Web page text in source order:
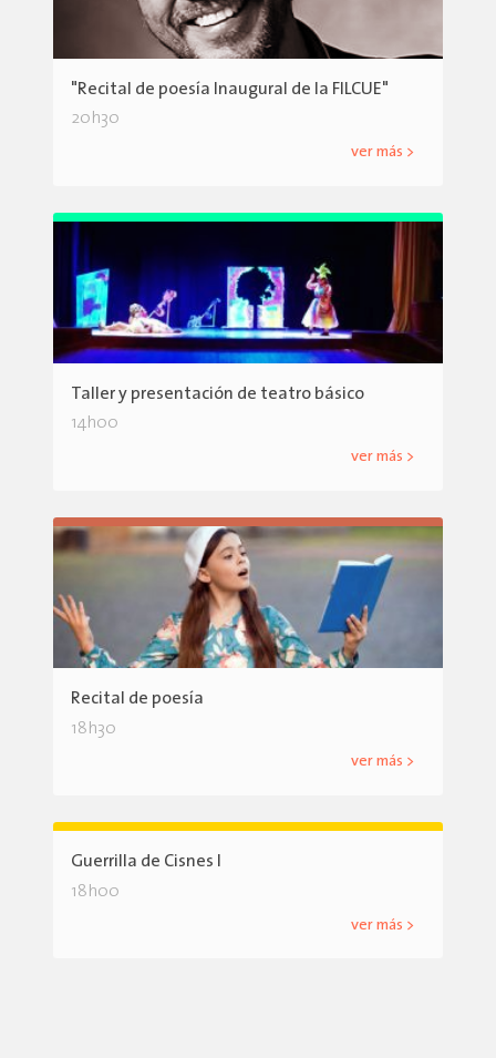
"Recital de poesía Inaugural de la FILCUE"
20h30
ver más >
Taller y presentación de teatro básico
14h00
ver más >
Recital de poesía
18h30
ver más >
Guerrilla de Cisnes I
18h00
ver más >